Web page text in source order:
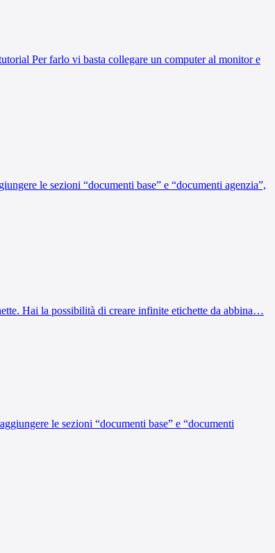
Per farlo vi basta collegare un computer al monitor e
le sezioni “documenti base” e “documenti agenzia”,
Hai la possibilità di creare infinite etichette da abbina…
le sezioni “documenti base” e “documenti